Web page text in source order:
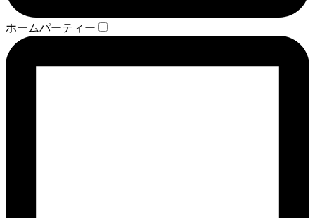
ホームパーティー